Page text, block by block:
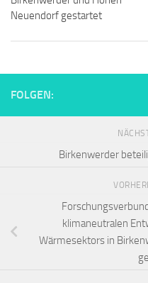
Neuendorf gestartet
FOLGEN:
Birkenwerder
klimaneutralen
Wärmesektors in